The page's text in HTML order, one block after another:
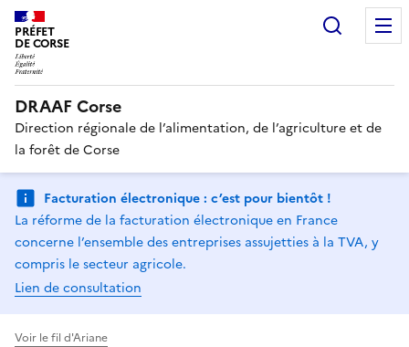
PRÉFET
DE CORSE
DRAAF Corse
Direction régionale de l’alimentation, de l’agriculture et de
la forêt de Corse
Facturation électronique : c’est pour bientôt !
La réforme de la facturation électronique en France
concerne l’ensemble des entreprises assujetties à la TVA, y
compris le secteur agricole.
Lien de consultation
Voir le fil d'Ariane